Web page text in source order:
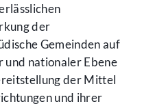
der
Gemeinden auf
nationaler Ebene
der Mittel
und ihrer